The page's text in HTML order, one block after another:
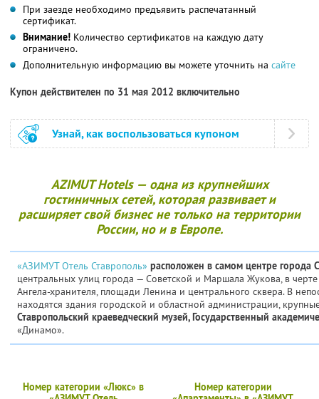
При заезде необходимо предъявить распечатанный
сертификат.
Внимание! Количество сертификатов на каждую дату
ограничено.
Дополнительную информацию вы можете уточнить на сайте
Купон действителен по 31 мая 2012 включительно
Узнай, как воспользоваться купоном
AZIMUT Hotels — одна из крупнейших
гостиничных сетей, которая развивает и
расширяет свой бизнес не только на территории
России, но и в Европе.
«АЗИМУТ Отель Ставрополь» расположен в самом центре города
центральных улиц города — Советской и Маршала Жукова, в
Ангела-хранителя, площади Ленина и центрального сквера. В
находятся здания городской и областной администрации,
Ставропольский краеведческий музей, Государственный
«Динамо».
Номер категории «Люкс» в
Номер категории